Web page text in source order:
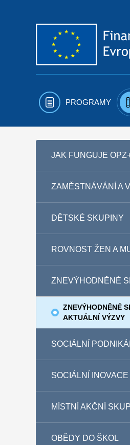
PROGRAMY
JAK FUNGUJE
ZAMĚSTNÁVÁNÍ A
DĚTSKÉ SKUPINY
ROVNOST ŽEN A
ZNEVÝHODNĚNÉ
ZNEVÝHODNĚNÉ
AKTUÁLNÍ VÝZVY
SOCIÁLNÍ
SOCIÁLNÍ INOVACE
MÍSTNÍ AKČNÍ
OBĚDY DO ŠKOL